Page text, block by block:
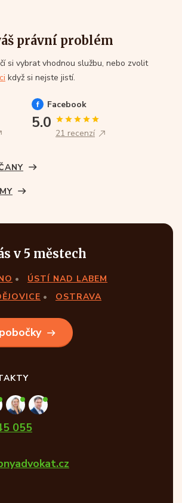
právní problém
si vybrat vhodnou službu, nebo zvolit
když si nejste jistí.
Facebook
5.0
21 recenzí
v 5 městech
ÚSTÍ NAD LABEM
OSTRAVA
055